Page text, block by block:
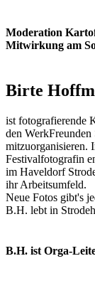
Moderation
Mitwirkung am
Birte
ist fotografierende
den WerkFreunden
mitzuorganisieren.
Festivalfotografin
im Haveldorf
ihr Arbeitsumfeld.
Neue Fotos gibt's
B.H. lebt in
B.H. ist Orga-